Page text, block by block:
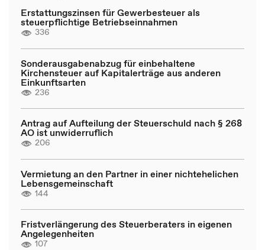
Erstattungszinsen für Gewerbesteuer als
steuerpflichtige Betriebseinnahmen
336
Sonderausgabenabzug für einbehaltene
Kirchensteuer auf Kapitalerträge aus anderen
Einkunftsarten
236
Antrag auf Aufteilung der Steuerschuld nach § 268
AO ist unwiderruflich
206
Vermietung an den Partner in einer nichtehelichen
Lebensgemeinschaft
144
Fristverlängerung des Steuerberaters in eigenen
Angelegenheiten
107